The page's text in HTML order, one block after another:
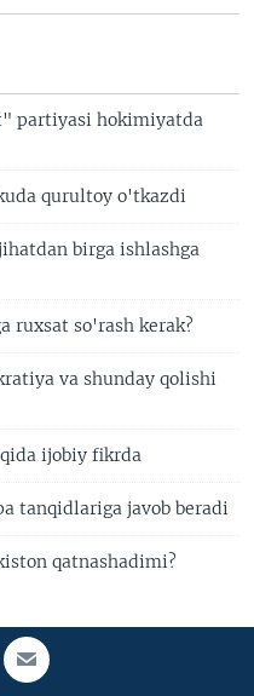
partiyasi hokimiyatda
qurultoy o'tkazdi
birga ishlashga
ruxsat so'rash kerak?
va shunday qolishi
ijobiy fikrda
tanqidlariga javob beradi
qatnashadimi?